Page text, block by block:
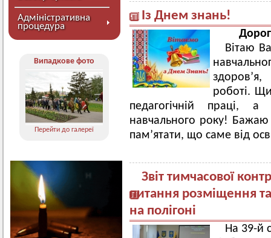
Адміністративна
процедура
Випадкове фото
Перейти до галереї
Із Днем знань!
Вітаю
роботі.
педагогічній праці,
навчального року! Бажаю
пам’ятати, що саме від
Звіт тимчасової
питання розміщення
на полігоні
На 39-й